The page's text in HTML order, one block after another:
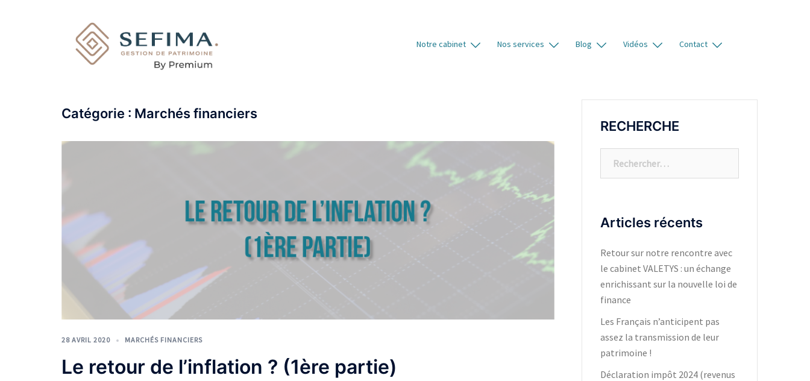
Notre cabinet Nos services Blog Vidéos Contact
Catégorie : Marchés financiers
28 AVRIL 2020 MARCHÉS FINANCIERS
Le retour de l’inflation ? (1ère partie)
RECHERCHE
Articles récents
Retour sur notre rencontre avec
le cabinet VALETYS : un échange
enrichissant sur la nouvelle loi de
finance
Les Français n’anticipent pas
assez la transmission de leur
patrimoine !
Déclaration impôt 2024 (revenus